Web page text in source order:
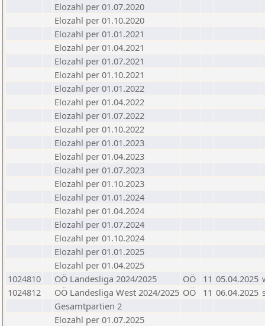
Elozahl per 01.07.2020
Elozahl per 01.10.2020
Elozahl per 01.01.2021
Elozahl per 01.04.2021
Elozahl per 01.07.2021
Elozahl per 01.10.2021
Elozahl per 01.01.2022
Elozahl per 01.04.2022
Elozahl per 01.07.2022
Elozahl per 01.10.2022
Elozahl per 01.01.2023
Elozahl per 01.04.2023
Elozahl per 01.07.2023
Elozahl per 01.10.2023
Elozahl per 01.01.2024
Elozahl per 01.04.2024
Elozahl per 01.07.2024
Elozahl per 01.10.2024
Elozahl per 01.01.2025
Elozahl per 01.04.2025
1024810
OÖ Landesliga 2024/2025 OÖ 11 05.04.2025
1024812
OÖ Landesliga West 2024/2025 OÖ 11 06.04.2025
Gesamtpartien 2
Elozahl per 01.07.2025